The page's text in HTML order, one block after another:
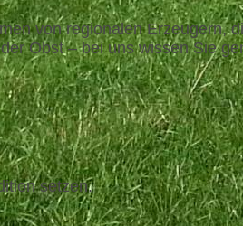
von regionalen Erzeugern,
Obst – bei uns wissen Sie
setzen.